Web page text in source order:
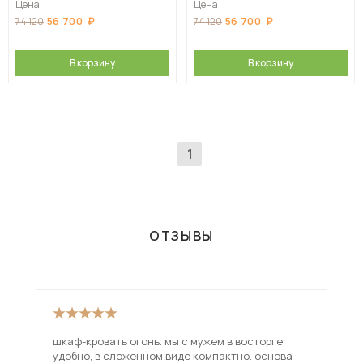
Цена
74 120 56 700
В корзину
Цена
74 120 56 700
В корзину
1
ОТЗЫВЫ
шкаф-кровать огонь. мы с мужем в восторге.
удобно, в сложенном виде компактно. основа